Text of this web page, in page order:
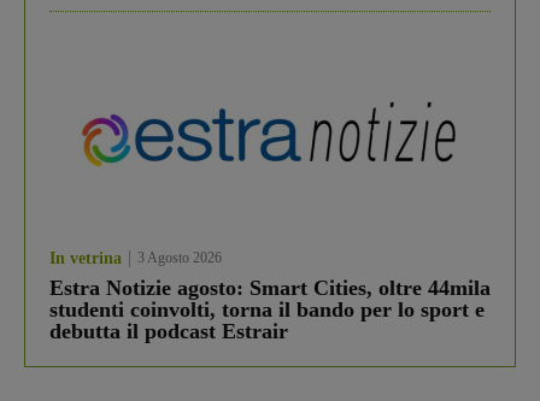
In vetrina 3 Agosto 2026
Estra Notizie agosto: Smart Cities, oltre 44mila
studenti coinvolti, torna il bando per lo sport e
debutta il podcast Estrair